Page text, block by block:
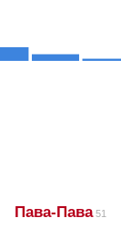
Пава-Пава51